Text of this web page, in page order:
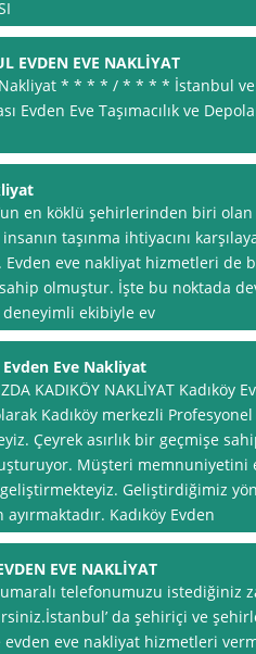
EVDEN EVE NAKLİYAT
* * * * / * * * * İstanbul ve
Evden Eve Taşımacılık ve
en köklü şehirlerinden biri olan
taşınma ihtiyacını
eve nakliyat hizmetleri de
olmuştur. İşte bu noktada
ekibiyle ev
Evden Eve Nakliyat
KADIKÖY NAKLİYAT Kadıköy
Kadıköy merkezli
Çeyrek asırlık bir geçmişe
Müşteri memnuniyetini
Geliştirdiğimiz
Kadıköy Evden
EVE NAKLİYAT
telefonumuzu istediğiniz
da şehiriçi ve
eve nakliyat hizmetleri